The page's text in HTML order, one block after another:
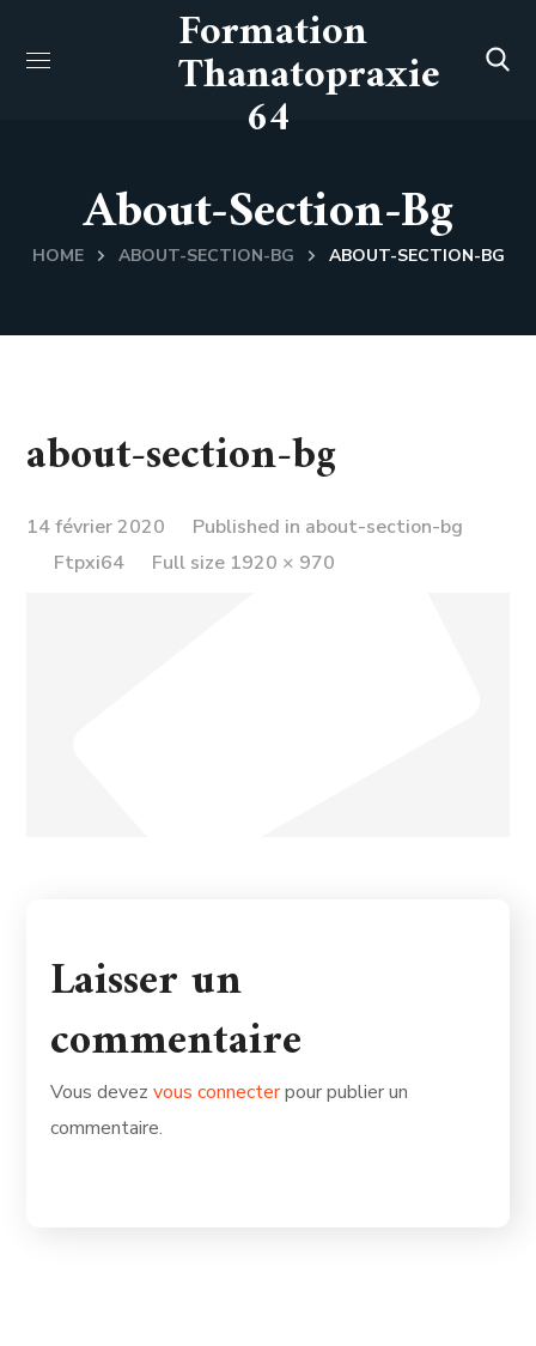
Formation
Thanatopraxie
64
About-Section-Bg
HOME ABOUT-SECTION-BG ABOUT-SECTION-BG
about-section-bg
14 février 2020 Published in about-section-bg
Ftpxi64
Full
Full size 1920 × 970
Laisser un
commentaire
Vous devezvous connecterpour publier un
commentaire.